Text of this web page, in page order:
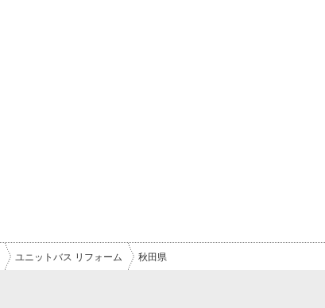
ユニットバス リフォーム 秋田県